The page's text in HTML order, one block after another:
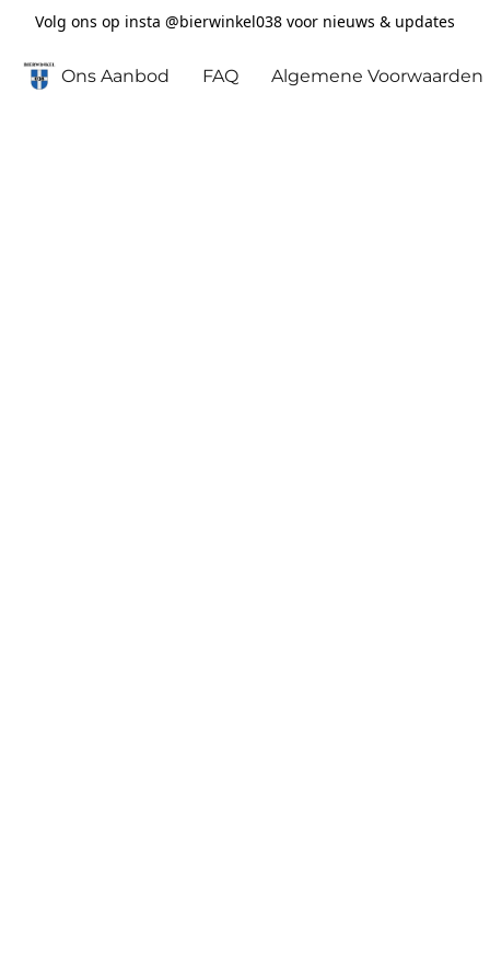
Volg ons op insta @bierwinkel038 voor nieuws & updates
Ons Aanbod FAQ Algemene Voorwaarden